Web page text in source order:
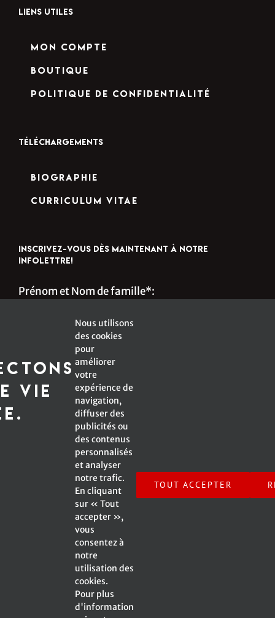
LIENS UTILES
Mon compte
Boutique
Politique de confidentialité
TÉLÉCHARGEMENTS
Biographie
Curriculum Vitae
INSCRIVEZ-VOUS DÈS MAINTENANT À NOTRE
INFOLETTRE!
Prénom et Nom de famille*:
*Champ obligatoire
Inscrivez-moi à l'infolettre !
© Copyright -2026 Emmanuelle Caplette | All Rights
Reserved | A Web Site by
vie
Nous utilisons
des cookies
pour
améliorer
votre
expérience de
navigation,
diffuser des
publicités ou
des contenus
personnalisés
et analyser
notre trafic.
En cliquant
sur « Tout
accepter »,
vous
consentez à
notre
utilisation des
cookies.
Pour plus
d'information
TOUT ACCEPTER